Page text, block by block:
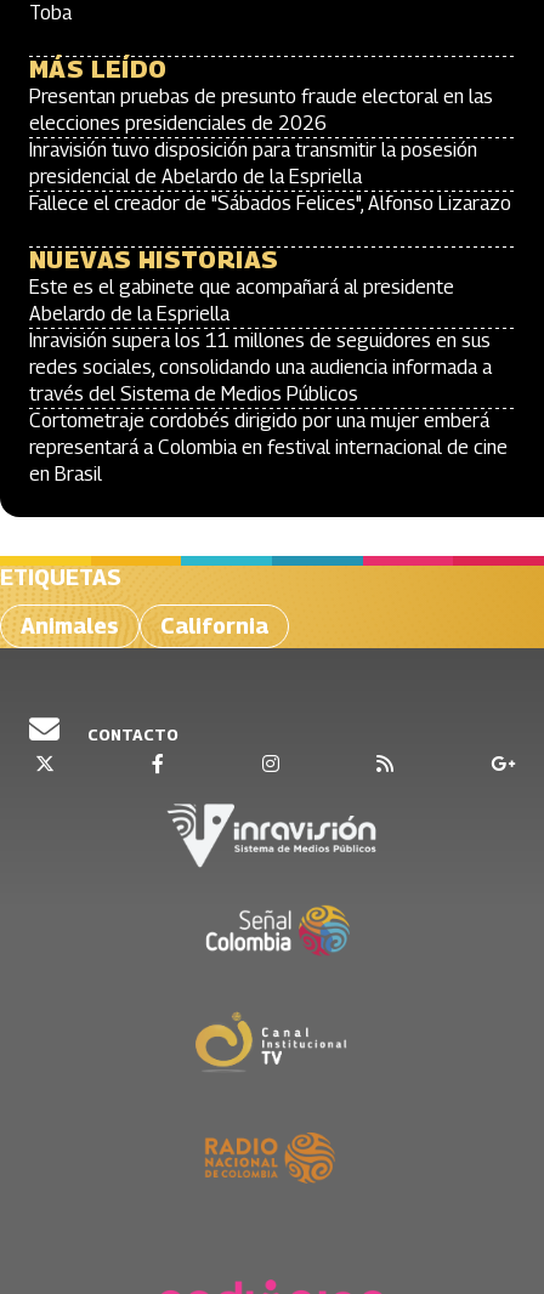
Toba
MÁS LEÍDO
Presentan pruebas de presunto fraude electoral en las
elecciones presidenciales de 2026
Inravisión tuvo disposición para transmitir la posesión
presidencial de Abelardo de la Espriella
Fallece el creador de "Sábados Felices", Alfonso Lizarazo
NUEVAS HISTORIAS
Este es el gabinete que acompañará al presidente
Abelardo de la Espriella
Inravisión supera los 11 millones de seguidores en sus
redes sociales, consolidando una audiencia informada a
través del Sistema de Medios Públicos
Cortometraje cordobés dirigido por una mujer emberá
representará a Colombia en festival internacional de cine
en Brasil
ETIQUETAS
Animales
California
CONTACTO